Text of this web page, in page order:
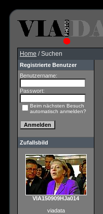
Home / Suchen
Registrierte Benutzer
Benutzername:
Passwort:
Beim nächsten Besuch
automatisch anmelden?
Zufallsbild
VIA150909HJa014
viadata